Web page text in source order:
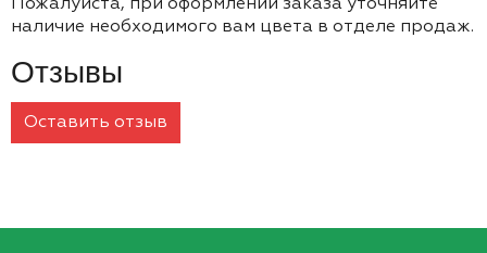
наличие необходимого вам цвета в отделе продаж.
Отзывы
Оставить отзыв